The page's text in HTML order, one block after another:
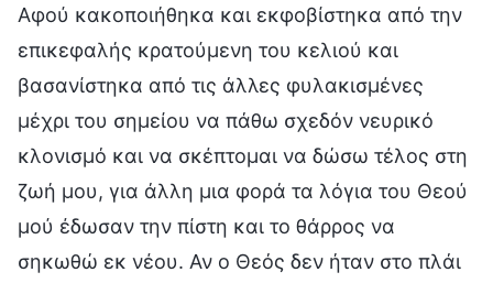
Αφού κακοποιήθηκα και εκφοβίστηκα από την
επικεφαλής κρατούμενη του κελιού και
βασανίστηκα από τις άλλες φυλακισμένες
μέχρι του σημείου να πάθω σχεδόν νευρικό
κλονισμό και να σκέπτομαι να δώσω τέλος στη
ζωή μου, για άλλη μια φορά τα λόγια του Θεού
μού έδωσαν την πίστη και το θάρρος να
σηκωθώ εκ νέου. Αν ο Θεός δεν ήταν στο πλάι